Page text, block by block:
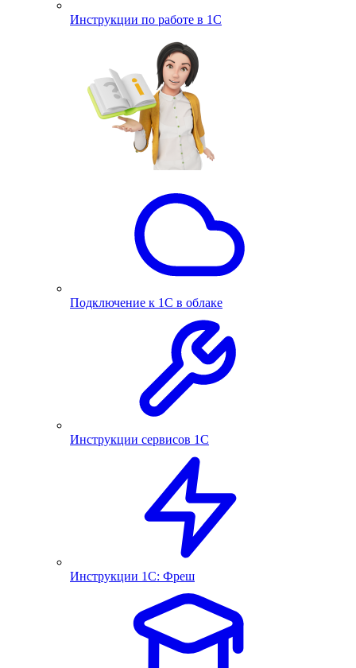
Инструкции по работе в 1С
Подключение к 1С в облаке
Инструкции сервисов 1С
Инструкции 1С: Фреш